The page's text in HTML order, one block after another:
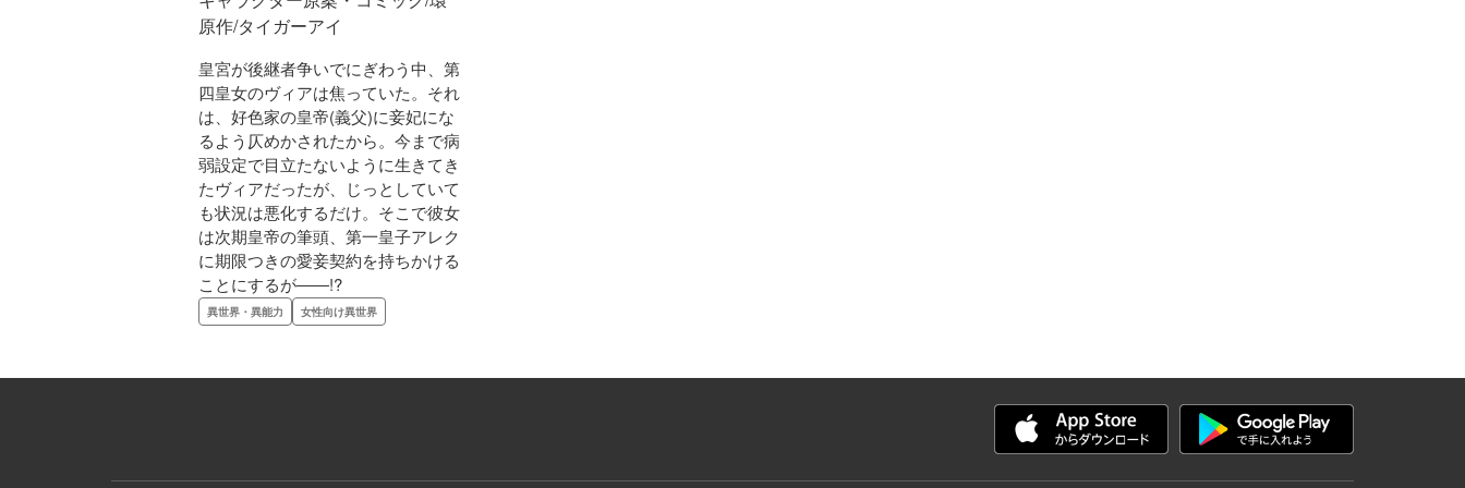
原作/タイガーアイ
皇宮が後継者争いでにぎわう中、第
四皇女のヴィアは焦っていた。それ
は、好色家の皇帝(義父)に妾妃にな
るよう仄めかされたから。今まで病
弱設定で目立たないように生きてき
たヴィアだったが、じっとしていて
も状況は悪化するだけ。そこで彼女
は次期皇帝の筆頭、第一皇子アレク
に期限つきの愛妾契約を持ちかける
ことにするが――!?
異世界・異能力 女性向け異世界